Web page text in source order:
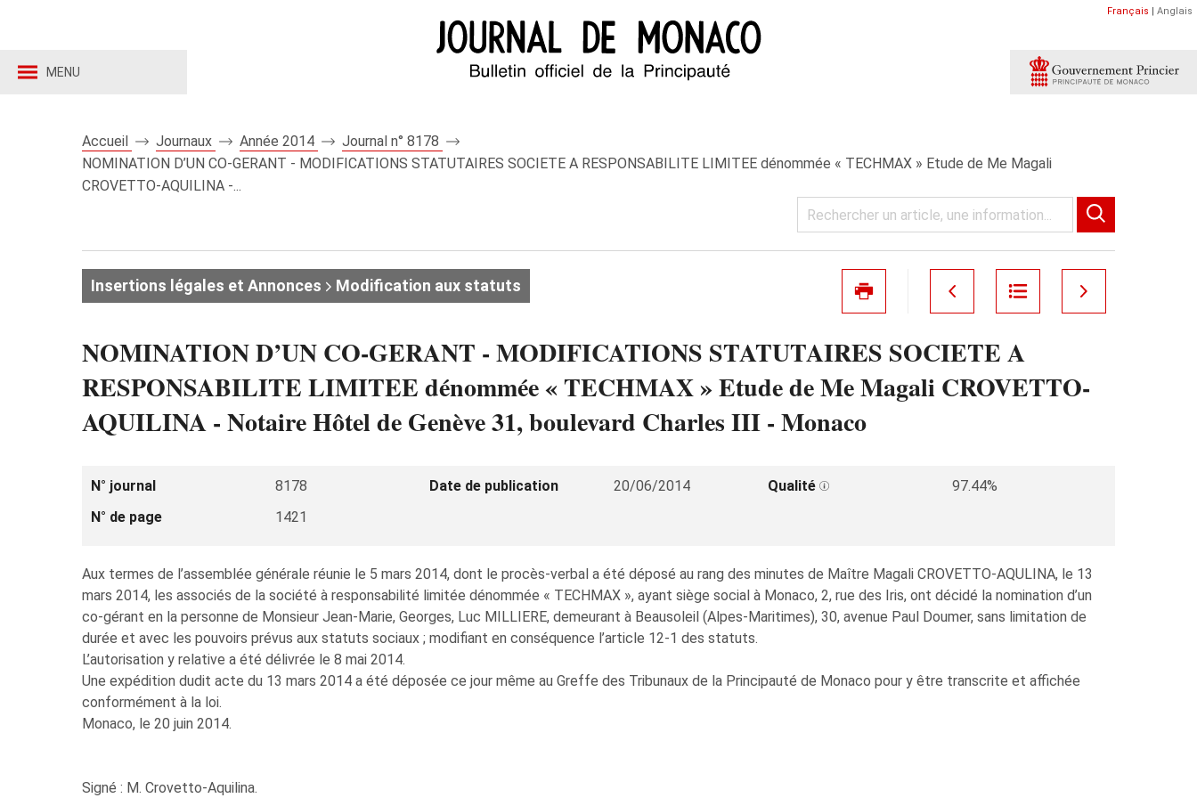
MENU
Français | Anglais
Accueil Journaux Année 2014
Journal n° 8178
NOMINATION D’UN CO-GERANT - MODIFICATIONS STATUTAIRES SOCIETE A RESPONSABILITE LIMITEE dénommée « TECHMAX » Etude de Me Magali
CROVETTO-AQUILINA -...
Insertions légales et Annonces Modification aux statuts
NOMINATION D’UN CO-GERANT - MODIFICATIONS STATUTAIRES SOCIETE A
RESPONSABILITE LIMITEE dénommée « TECHMAX » Etude de Me Magali CROVETTO-
AQUILINA - Notaire Hôtel de Genève 31, boulevard Charles III - Monaco
N° journal 8178 Date de publication 20/06/2014 Qualité
97.44%
N° de page
1421
Aux termes de l’assemblée générale réunie le 5 mars 2014, dont le procès-verbal a été déposé au rang des minutes de Maître Magali CROVETTO-AQULINA, le 13
mars 2014, les associés de la société à responsabilité limitée dénommée « TECHMAX », ayant siège social à Monaco, 2, rue des Iris, ont décidé la nomination d’un
co-gérant en la personne de Monsieur Jean-Marie, Georges, Luc MILLIERE, demeurant à Beausoleil (Alpes-Maritimes), 30, avenue Paul Doumer, sans limitation de
durée et avec les pouvoirs prévus aux statuts sociaux ; modifiant en conséquence l’article 12-1 des statuts.
L’autorisation y relative a été délivrée le 8 mai 2014.
Une expédition dudit acte du 13 mars 2014 a été déposée ce jour même au Greffe des Tribunaux de la Principauté de Monaco pour y être transcrite et affichée
conformément à la loi.
Monaco, le 20 juin 2014.
Signé : M. Crovetto-Aquilina.